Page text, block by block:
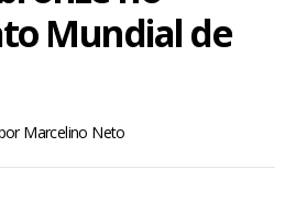
Mundial de
Marcelino Neto